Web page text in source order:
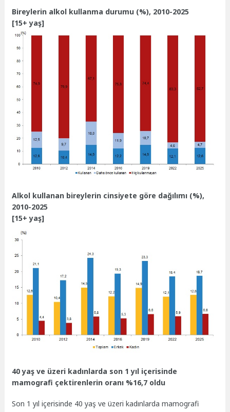
Bireylerin alkol kullanma durumu (%), 2010-2025
[15+ yaş]
Alkol kullanan bireylerin cinsiyete göre dağılımı (%),
2010-2025
[15+ yaş]
40 yaş ve üzeri kadınlarda son 1 yıl içerisinde
mamografi çektirenlerin oranı %16,7 oldu
Son 1 yıl içerisinde 40 yaş ve üzeri kadınlarda mamografi